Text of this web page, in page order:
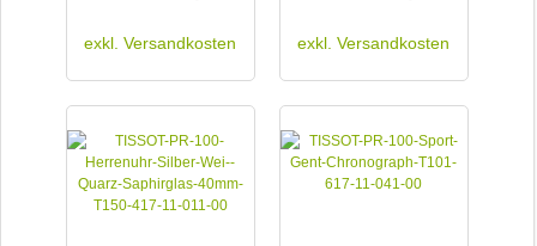
exkl.Versandkosten exkl.Versandkosten